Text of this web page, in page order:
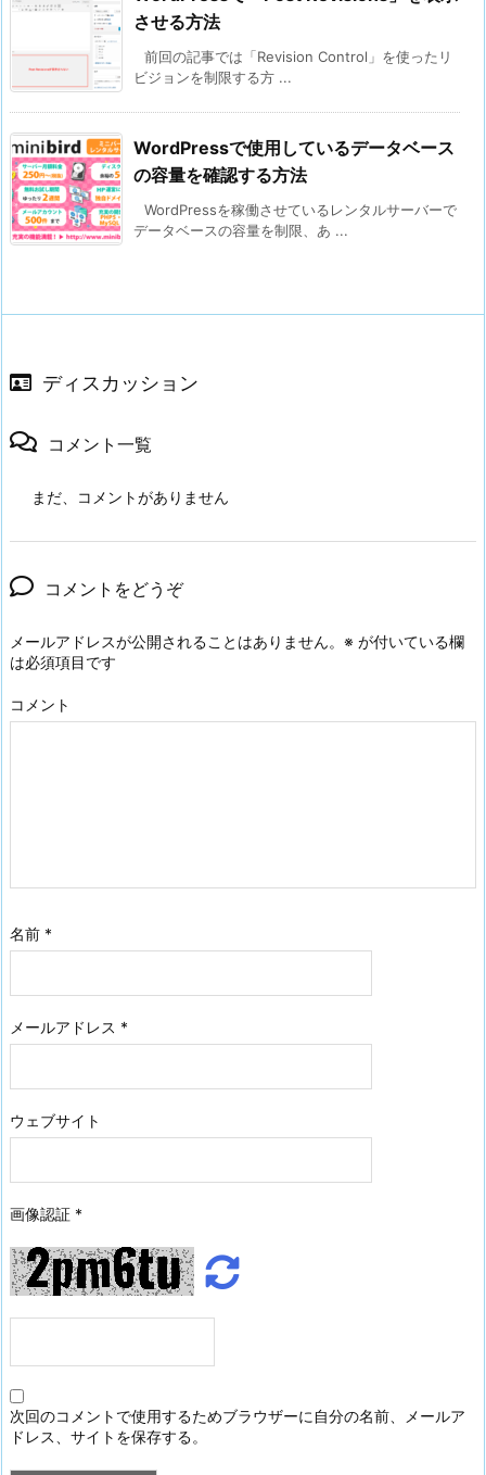
させる方法
前回の記事では「Revision Control」を使ったリ
ビジョンを制限する方 ...
WordPressで使用しているデータベース
の容量を確認する方法
WordPressを稼働させているレンタルサーバーで
データベースの容量を制限、あ ...
ディスカッション
コメント一覧
まだ、コメントがありません
コメントをどうぞ
メールアドレスが公開されることはありません。 ※ が付いている欄
は必須項目です
コメント
名前 *
メールアドレス *
ウェブサイト
画像認証 *
次回のコメントで使用するためブラウザーに自分の名前、メールア
ドレス、サイトを保存する。